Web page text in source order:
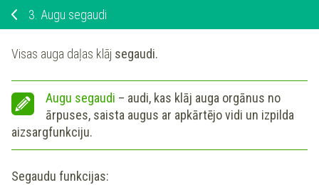
3. Augu segaudi
Visas auga daļas klāj segaudi.
Augu segaudi – audi, kas klāj auga orgānus no
ārpuses, saista augus ar apkārtējo vidi un izpilda
aizsargfunkciju.
Segaudu funkcijas: